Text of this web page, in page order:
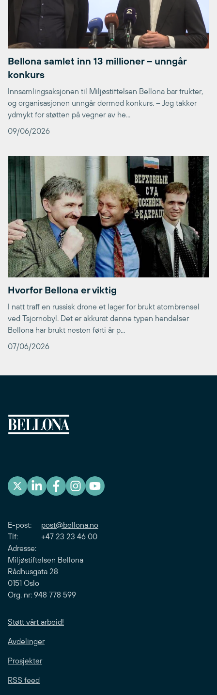
Bellona samlet inn 13 millioner – unngår
konkurs
Innsamlingsaksjonen til Miljøstiftelsen Bellona bar frukter,
og organisasjonen unngår dermed konkurs. – Jeg takker
ydmykt for støtten på vegner av he...
09/06/2026
Hvorfor Bellona er viktig
I natt traff en russisk drone et lager for brukt atombrensel
ved Tsjornobyl. Det er akkurat denne typen hendelser
Bellona har brukt nesten førti år p...
07/06/2026
E-post: post@bellona.no
Tlf: +47 23 23 46 00
Adresse:
Miljøstiftelsen Bellona
Rådhusgata 28
0151 Oslo
Org. nr: 948 778 599
Støtt vårt arbeid!
Avdelinger
Prosjekter
RSS feed